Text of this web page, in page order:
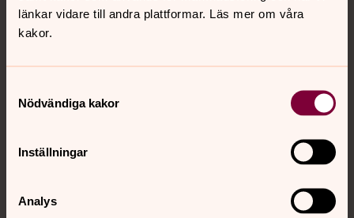
länkar vidare till andra plattformar. Läs mer om våra
kakor.
Nödvändiga kakor
Inställningar
Analys
Hitta snabbt